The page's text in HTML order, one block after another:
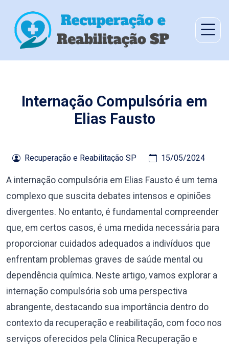
Internação Compulsória em
Elias Fausto
Recuperação e Reabilitação SP 15/05/2024
A internação compulsória em Elias Fausto é um tema
complexo que suscita debates intensos e opiniões
divergentes. No entanto, é fundamental compreender
que, em certos casos, é uma medida necessária para
proporcionar cuidados adequados a indivíduos que
enfrentam problemas graves de saúde mental ou
dependência química. Neste artigo, vamos explorar a
internação compulsória sob uma perspectiva
abrangente, destacando sua importância dentro do
contexto da recuperação e reabilitação, com foco nos
serviços oferecidos pela Clínica Recuperação e